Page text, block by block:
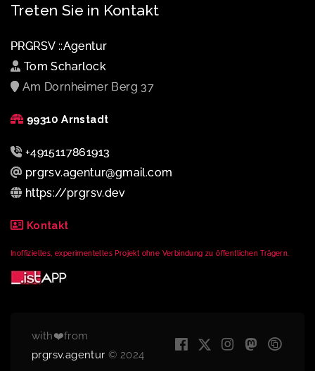
Treten Sie in Kontakt
PRGRSV ::Agentur
Tom Scharlock
Am Dornheimer Berg 37
99310 Arnstadt
+4915117861913
prgrsv.agentur@gmail.com
https://prgrsv.dev
Kontakt
Inoffizielles, experimentelles Projekt ohne Verbindung zu öffentlichen Trägern.
with❤️from
prgrsv.agentur © 2024